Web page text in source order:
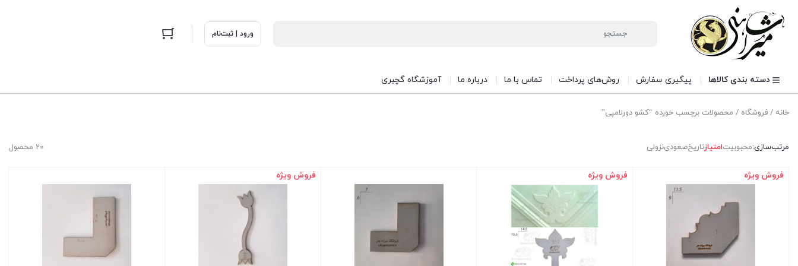
ورود | ثبت‌نام
دسته بندی کالاها پیگیری سفارش روش‌های پرداخت تماس با ما درباره ما آموزشگاه گچبری
خانه / فروشگاه / محصولات برچسب خورده “کشو دورلامپی”
20 محصول مرتب‌سازی:محبوبیتامتیازتاریخصعودینزولی
فروش ویژه فروش ویژه فروش ویژه